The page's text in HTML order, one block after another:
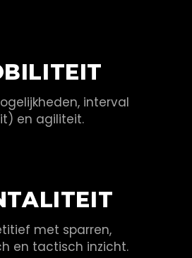
interval
en agiliteit.
met sparren,
en tactisch inzicht.